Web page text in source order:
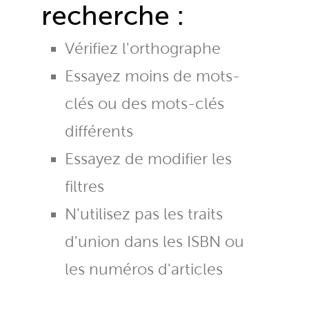
recherche :
Vérifiez l'orthographe
Essayez moins de mots-
clés ou des mots-clés
différents
Essayez de modifier les
filtres
N'utilisez pas les traits
d'union dans les ISBN ou
les numéros d'articles